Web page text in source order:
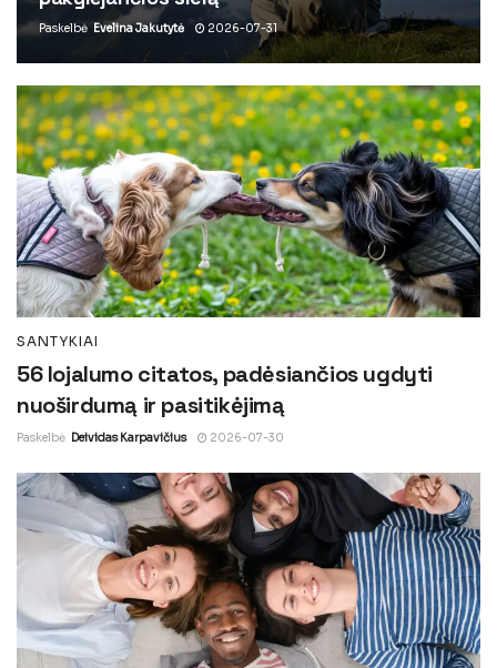
Paskelbė Evelina Jakutytė 2026-07-31
SANTYKIAI
56 lojalumo citatos, padėsiančios ugdyti
nuoširdumą ir pasitikėjimą
Paskelbė Deividas Karpavičius 2026-07-30